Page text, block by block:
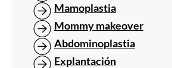
Mamoplastia
Mommy makeover
Abdominoplastia
Explantación